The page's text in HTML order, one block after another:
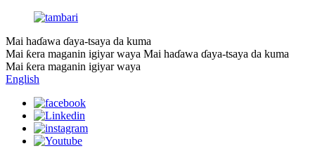
Mai haɗawa ɗaya-tsaya da kuma
Mai ƙera maganin igiyar waya Mai haɗawa ɗaya-tsaya da kuma
Mai ƙera maganin igiyar waya
English